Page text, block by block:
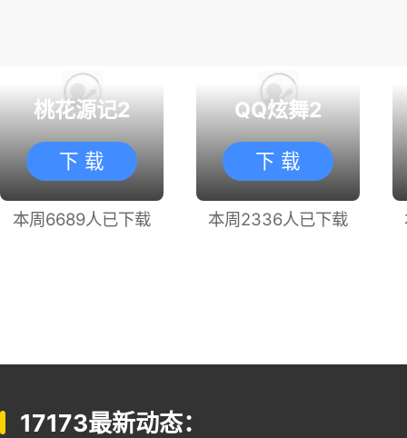
桃花源记2
下 载
本周6689人已下载
QQ炫舞2
下 载
本周2336人已下载
17173最新动态：